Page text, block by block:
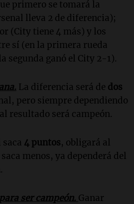
primero se tomará la
lleva 2 de diferencia);
(City tiene 4 más) y los
sí (en la primera rueda
segunda ganó el City 2-1).
La diferencia será de dos
pero siempre dependiendo
resultado será campeón.
saca 4 puntos, obligará al
menos, ya dependerá del
.
ser campeón. Ganar